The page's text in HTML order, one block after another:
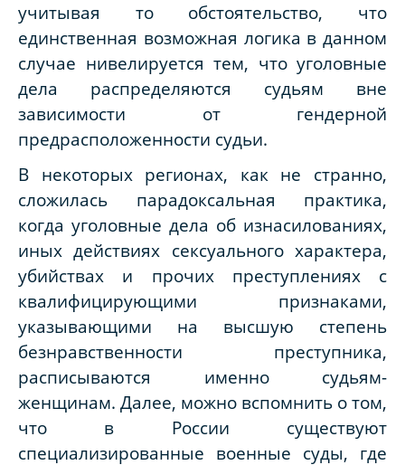
учитывая то обстоятельство, что
единственная возможная логика в данном
случае нивелируется тем, что уголовные
дела распределяются судьям вне
зависимости от гендерной
предрасположенности судьи.
В некоторых регионах, как не странно,
сложилась парадоксальная практика,
когда уголовные дела об изнасилованиях,
иных действиях сексуального характера,
убийствах и прочих преступлениях с
квалифицирующими признаками,
указывающими на высшую степень
безнравственности преступника,
расписываются именно судьям-
женщинам. Далее, можно вспомнить о том,
что в России существуют
специализированные военные суды, где